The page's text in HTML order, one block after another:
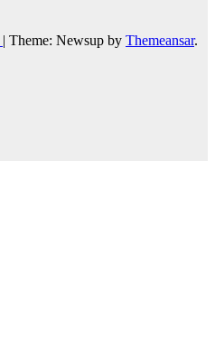
| Theme: Newsup by Themeansar.